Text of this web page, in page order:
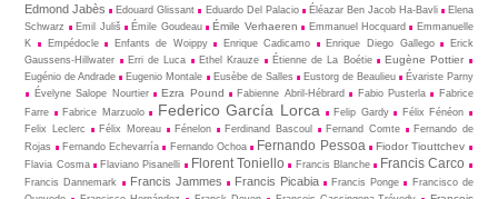
Edmond Jabès
Edouard Glissant Eduardo Del Palacio Éléazar Ben Jacob Ha-Bavli
Elena
Schwarz
Emil Juliš Émile Goudeau Émile Verhaeren Emmanuel Hocquard
Emmanuelle
K
Empédocle Enfants de Woippy Enrique Cadicamo Enrique Diego Gallego
Erick
Gaussens-Hillwater
Erri de Luca Ethel Krauze Étienne de La Boétie Eugène Pottier
Eugénio de Andrade Eugenio Montale Eusèbe de Salles Eustorg de Beaulieu
Évariste Parny
Évelyne Salope Nourtier
Ezra Pound Fabienne Abril-Hébrard Fabio Pusterla
Fabrice
Farre
Fabrice Marzuolo Federico García Lorca Felip Gardy
Félix Fénéon
Felix Leclerc
Félix Moreau Fénelon Ferdinand Bascoul Fernand Comte
Fernando de
Rojas
Fernando Echevarría Fernando Ochoa Fernando Pessoa Fiodor Tiouttchev
Flavia Cosma Flaviano Pisanelli Florent Toniello Francis Blanche Francis Carco
Francis Dannemark Francis Jammes Francis Picabia Francis Ponge
Francisco de